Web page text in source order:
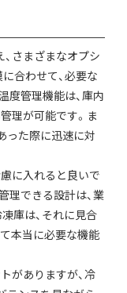
さまざまなオプシ
合わせて、必要な
度管理機能は、庫内
理が可能です。ま
った際に迅速に対
に入れると良いで
理できる設計は、業
庫は、それに見合
本当に必要な機能
がありますが、冷